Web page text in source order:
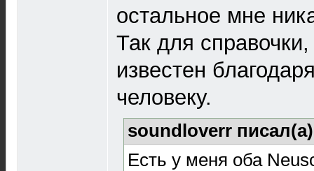
остальное мне
Так для
известен
человеку.
soundloverr
Есть у меня оба